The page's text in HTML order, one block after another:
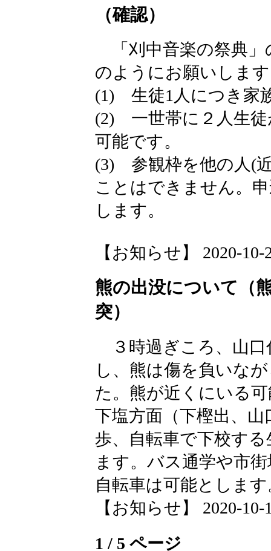
（確認）
「刈中音楽の祭典」
のようにお願いしま
(1) 生徒1人につき家
(2) 一世帯に２人生徒
可能です。
(3) 参観枠を他の人(
ことはできません。
します。
【お知らせ】 2020-10-
熊の出没について（
突）
３時過ぎころ、山口
し、熊は傷を負いな
た。熊が近くにいる
下塩方面（下樫出、
歩、自転車で下校す
ます。バス通学や市
自転車は可能とします
【お知らせ】 2020-10-
1 / 5 ページ